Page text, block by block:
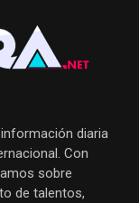
diaria
Con
sobre
de talentos,